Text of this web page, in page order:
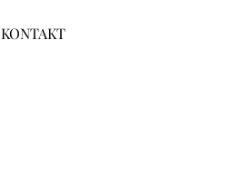
KONTAKT